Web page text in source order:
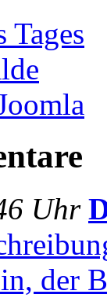
Tages
Uhr
der